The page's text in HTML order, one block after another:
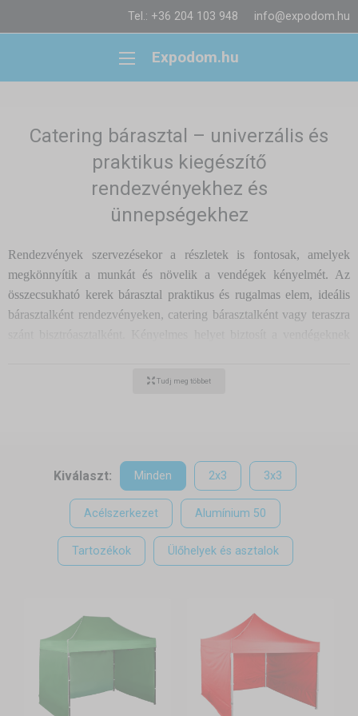
Tel.: +36 204 103 948 info@expodom.hu
Expodom.hu
Catering bárasztal – univerzális és
praktikus kiegészítő
rendezvényekhez és
ünnepségekhez
Rendezvények szervezésekor a részletek is fontosak, amelyek
megkönnyítik a munkát és növelik a vendégek kényelmét. Az
összecsukható kerek bárasztal praktikus és rugalmas elem, ideális
bárasztalként rendezvényeken, catering bárasztalként vagy teraszra
miközben az összecsukható szerkezet gyors felállítást és egyszerű
Tudj meg többet
Kiválaszt: Minden 2x3 3x3
Acélszerkezet Alumínium 50
Tartozékok Ülőhelyek és asztalok